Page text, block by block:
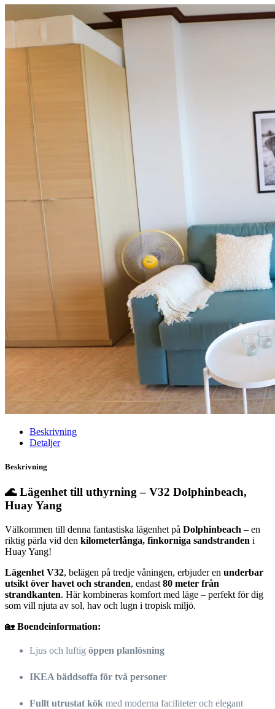
Beskrivning
Detaljer
Beskrivning
🌊 Lägenhet till uthyrning – V32 Dolphinbeach,
Huay Yang
Välkommen till denna fantastiska lägenhet på Dolphinbeach – en
riktig pärla vid den kilometerlånga, finkorniga sandstranden i
Huay Yang!
Lägenhet V32, belägen på tredje våningen, erbjuder en underbar
utsikt över havet och stranden, endast 80 meter från
strandkanten. Här kombineras komfort med läge – perfekt för dig
som vill njuta av sol, hav och lugn i tropisk miljö.
🏡 Boendeinformation:
Ljus och luftig öppen planlösning
IKEA bäddsoffa för två personer
Fullt utrustat kök med moderna faciliteter och elegant